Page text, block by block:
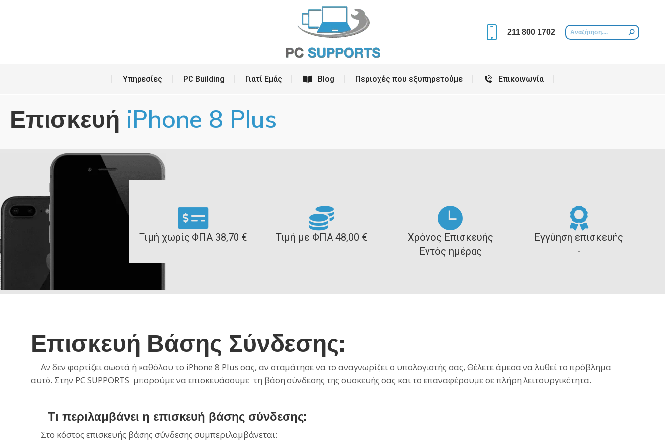
211 800 1702
Υπηρεσίες PC Building Γιατί Εμάς Blog Περιοχές που εξυπηρετούμε Επικοινωνία
Επισκευή iPhone 8 Plus
Τιμή χωρίς ΦΠΑ 38,70 € Τιμή με ΦΠΑ 48,00 €
Χρόνος Επισκευής
Εντός ημέρας
Εγγύηση επισκευής
-
Επισκευή Βάσης Σύνδεσης:
Αν δεν φορτίζει σωστά ή καθόλου το iPhone 8 Plus σας, αν σταμάτησε να το αναγνωρίζει ο υπολογιστής σας, Θέλετε άμεσα να λυθεί το πρόβλημα
αυτό. Στην PC SUPPORTS μπορούμε να επισκευάσουμε τη βάση σύνδεσης της συσκευής σας και το επαναφέρουμε σε πλήρη λειτουργικότητα.
Τι περιλαμβάνει η επισκευή βάσης σύνδεσης:
Στο κόστος επισκευής βάσης σύνδεσης συμπεριλαμβάνεται:
PC Building Γιατί Εμάς Περιοχές που εξυπηρετούμε Επικοινωνία